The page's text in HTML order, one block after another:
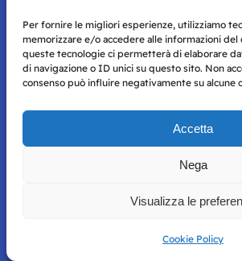
Per fornire le migliori esperienze, utilizziamo
memorizzare e/o accedere alle informazioni
queste tecnologie ci permetterà di elaborare
di navigazione o ID unici su questo sito. Non
consenso può influire negativamente su alcune
Accetta
Nega
Visualizza le
Cookie Policy
Storie di Napoli è una testata registrata presso
Napoli con autorizzazione numero 38 del 25/9/
Tutte le immagini e i contenuti su questo sito
per mero scopo didattico e informativo.
perseguito secondo i termini di legge. Si nega
informazioni in questo sito web per
qualsiasi altro tipo di prodotto informatico.